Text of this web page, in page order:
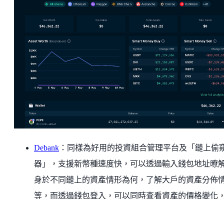
Debank ：同樣為好用的投資組合管理平台及「鏈上偷
器」，支援新幣種速度快，可以透過輸入錢包地址暸
身於不同鏈上的資產情形為何，了解大戶的資產分佈
等，而透過錢包登入，可以同時查看資產的價格變化